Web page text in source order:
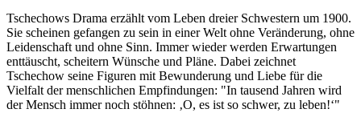
Tschechows Drama erzählt vom Leben dreier Schwestern um 1900.
Sie scheinen gefangen zu sein in einer Welt ohne Veränderung, ohne
Leidenschaft und ohne Sinn. Immer wieder werden Erwartungen
enttäuscht, scheitern Wünsche und Pläne. Dabei zeichnet
Tschechow seine Figuren mit Bewunderung und Liebe für die
Vielfalt der menschlichen Empfindungen: "In tausend Jahren wird
der Mensch immer noch stöhnen: ‚O, es ist so schwer, zu leben!‘"